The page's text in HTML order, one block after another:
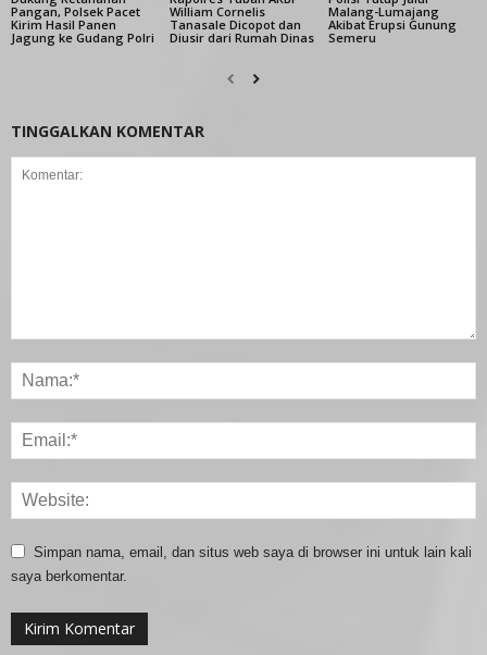
Pangan, Polsek Pacet
Kirim Hasil Panen
Jagung ke Gudang Polri
William Cornelis
Tanasale Dicopot dan
Diusir dari Rumah Dinas
Malang-Lumajang
Akibat Erupsi Gunung
Semeru
TINGGALKAN KOMENTAR
Simpan nama, email, dan situs web saya di browser ini untuk lain kali
saya berkomentar.